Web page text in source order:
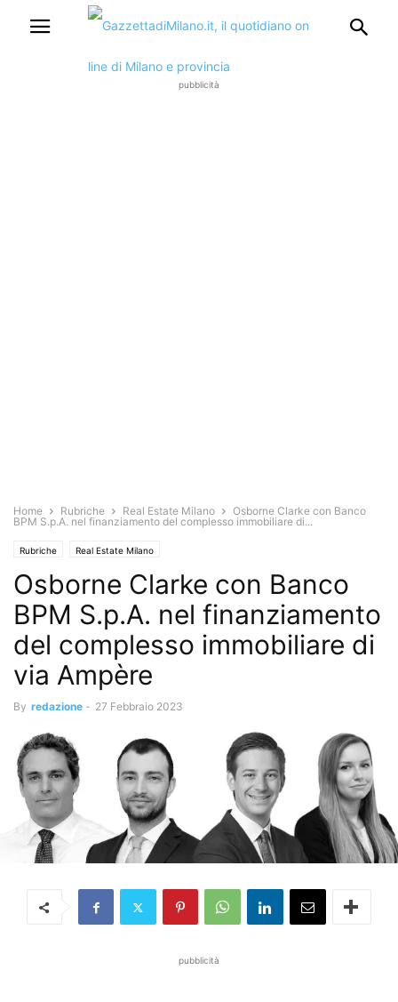
pubblicità
Home Rubriche Real Estate Milano
Osborne Clarke con Banco
BPM S.p.A. nel finanziamento del complesso immobiliare di...
Rubriche Real Estate Milano
Osborne Clarke con Banco
BPM S.p.A. nel finanziamento
del complesso immobiliare di
via Ampère
By redazione - 27 Febbraio 2023
pubblicità